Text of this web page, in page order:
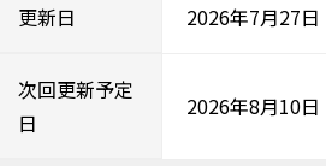
更新日 2026年7月27日
次回更新予定
日
2026年8月10日